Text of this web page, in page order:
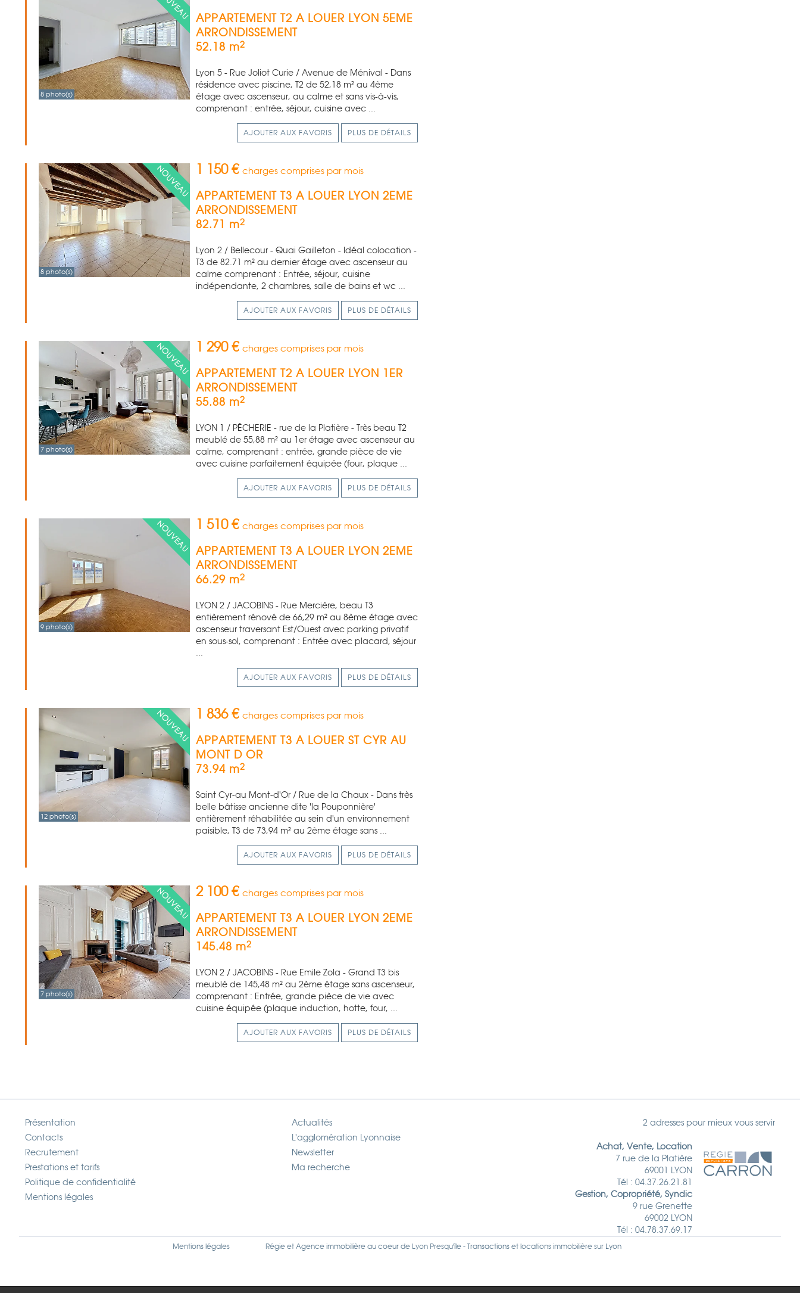
8 photo(s)
APPARTEMENT T2 A LOUER LYON 5EME
ARRONDISSEMENT
52.18 m2
Lyon 5 - Rue Joliot Curie / Avenue de Ménival - Dans
résidence avec piscine, T2 de 52,18 m² au 4ème
étage avec ascenseur, au calme et sans vis-à-vis,
comprenant : entrée, séjour, cuisine avec ...
AJOUTER AUX FAVORIS PLUS DE DÉTAILS
8 photo(s)
1 150 € charges comprises par mois
APPARTEMENT T3 A LOUER LYON 2EME
ARRONDISSEMENT
82.71 m2
Lyon 2 / Bellecour - Quai Gailleton - Idéal colocation -
T3 de 82.71 m² au dernier étage avec ascenseur au
calme comprenant : Entrée, séjour, cuisine
indépendante, 2 chambres, salle de bains et wc ...
AJOUTER AUX FAVORIS PLUS DE DÉTAILS
7 photo(s)
1 290 € charges comprises par mois
APPARTEMENT T2 A LOUER LYON 1ER
ARRONDISSEMENT
55.88 m2
LYON 1 / PÊCHERIE - rue de la Platière - Très beau T2
meublé de 55,88 m² au 1er étage avec ascenseur au
calme, comprenant : entrée, grande pièce de vie
avec cuisine parfaitement équipée (four, plaque ...
AJOUTER AUX FAVORIS PLUS DE DÉTAILS
9 photo(s)
1 510 € charges comprises par mois
APPARTEMENT T3 A LOUER LYON 2EME
ARRONDISSEMENT
66.29 m2
LYON 2 / JACOBINS - Rue Mercière, beau T3
entièrement rénové de 66,29 m² au 8ème étage avec
ascenseur traversant Est/Ouest avec parking privatif
en sous-sol, comprenant : Entrée avec placard, séjour
AJOUTER AUX FAVORIS PLUS DE DÉTAILS
12 photo(s)
1 836 € charges comprises par mois
APPARTEMENT T3 A LOUER ST CYR AU
MONT D OR
73.94 m2
Saint Cyr-au Mont-d'Or / Rue de la Chaux - Dans très
belle bâtisse ancienne dite 'la Pouponnière'
entièrement réhabilitée au sein d'un environnement
paisible, T3 de 73,94 m² au 2ème étage sans ...
AJOUTER AUX FAVORIS PLUS DE DÉTAILS
7 photo(s)
2 100 € charges comprises par mois
APPARTEMENT T3 A LOUER LYON 2EME
ARRONDISSEMENT
145.48 m2
LYON 2 / JACOBINS - Rue Emile Zola - Grand T3 bis
meublé de 145,48 m² au 2ème étage sans ascenseur,
comprenant : Entrée, grande pièce de vie avec
cuisine équipée (plaque induction, hotte, four, ...
AJOUTER AUX FAVORIS PLUS DE DÉTAILS
Présentation
Contacts
Recrutement
Prestations et tarifs
Politique de confidentialité
Mentions légales
Actualités
L'agglomération Lyonnaise
Newsletter
Ma recherche
2 adresses pour mieux vous servir
Achat, Vente, Location
7 rue de la Platière
69001 LYON
Tél : 04.37.26.21.81
Gestion, Copropriété, Syndic
9 rue Grenette
69002 LYON
Tél : 04.78.37.69.17
Mentions légales Régie et Agence immobilière au coeur de Lyon Presqu'île - Transactions et locations immobilière sur Lyon